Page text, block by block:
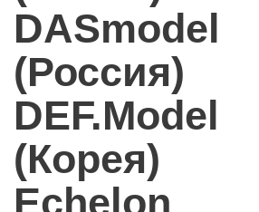
DASmodel
(Россия)
DEF.Model
(Корея)
Echelon